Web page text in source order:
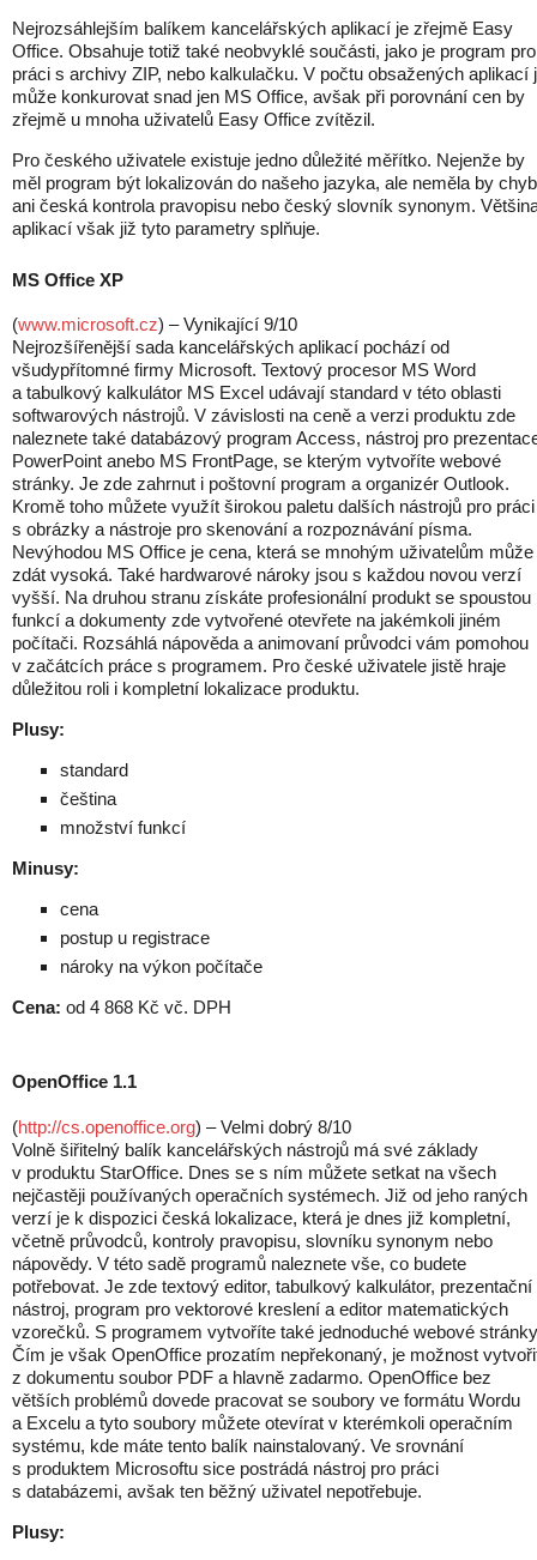
Nejrozsáhlejším balíkem kancelářských aplikací je zřejmě Easy
Office. Obsahuje totiž také neobvyklé součásti, jako je program pro
práci s archivy ZIP, nebo kalkulačku. V počtu obsažených aplikací
může konkurovat snad jen MS Office, avšak při porovnání cen by
zřejmě u mnoha uživatelů Easy Office zvítězil.
Pro českého uživatele existuje jedno důležité měřítko. Nejenže by
měl program být lokalizován do našeho jazyka, ale neměla by
ani česká kontrola pravopisu nebo český slovník synonym.
aplikací však již tyto parametry splňuje.
MS Office XP
(www.microsoft.cz) – Vynikající 9/10
Nejrozšířenější sada kancelářských aplikací pochází od
všudypřítomné firmy Microsoft. Textový procesor MS Word
a tabulkový kalkulátor MS Excel udávají standard v této oblasti
softwarových nástrojů. V závislosti na ceně a verzi produktu zde
naleznete také databázový program Access, nástroj pro
PowerPoint anebo MS FrontPage, se kterým vytvoříte webové
stránky. Je zde zahrnut i poštovní program a organizér Outlook.
Kromě toho můžete využít širokou paletu dalších nástrojů pro práci
s obrázky a nástroje pro skenování a rozpoznávání písma.
Nevýhodou MS Office je cena, která se mnohým uživatelům může
zdát vysoká. Také hardwarové nároky jsou s každou novou verzí
vyšší. Na druhou stranu získáte profesionální produkt se spoustou
funkcí a dokumenty zde vytvořené otevřete na jakémkoli jiném
počítači. Rozsáhlá nápověda a animovaní průvodci vám pomohou
v začátcích práce s programem. Pro české uživatele jistě hraje
důležitou roli i kompletní lokalizace produktu.
Plusy:
standard
čeština
množství funkcí
Minusy:
cena
postup u registrace
nároky na výkon počítače
Cena: od 4 868 Kč vč. DPH
OpenOffice 1.1
(http://cs.openoffice.org) – Velmi dobrý 8/10
Volně šiřitelný balík kancelářských nástrojů má své základy
v produktu StarOffice. Dnes se s ním můžete setkat na všech
nejčastěji používaných operačních systémech. Již od jeho raných
verzí je k dispozici česká lokalizace, která je dnes již kompletní,
včetně průvodců, kontroly pravopisu, slovníku synonym nebo
nápovědy. V této sadě programů naleznete vše, co budete
potřebovat. Je zde textový editor, tabulkový kalkulátor, prezentační
nástroj, program pro vektorové kreslení a editor matematických
vzorečků. S programem vytvoříte také jednoduché webové
Čím je však OpenOffice prozatím nepřekonaný, je možnost
z dokumentu soubor PDF a hlavně zadarmo. OpenOffice bez
větších problémů dovede pracovat se soubory ve formátu Wordu
a Excelu a tyto soubory můžete otevírat v kterémkoli operačním
systému, kde máte tento balík nainstalovaný. Ve srovnání
s produktem Microsoftu sice postrádá nástroj pro práci
s databázemi, avšak ten běžný uživatel nepotřebuje.
Plusy: